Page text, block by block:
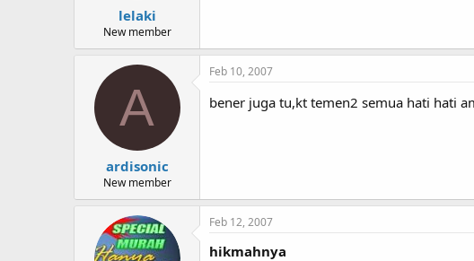
lelaki
New member
A
ardisonic
New member
Feb 10, 2007
bener juga tu,kt temen2 semua hati hati
Feb 12, 2007
hikmahnya